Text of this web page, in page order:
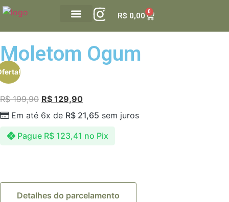
R$ 0,00 0
Moletom Ogum
R$199,90 R$ 129,90
Pague R$123,41 no Pix
Em até 6x de R$ 21,65 sem juros
Detalhes do parcelamento